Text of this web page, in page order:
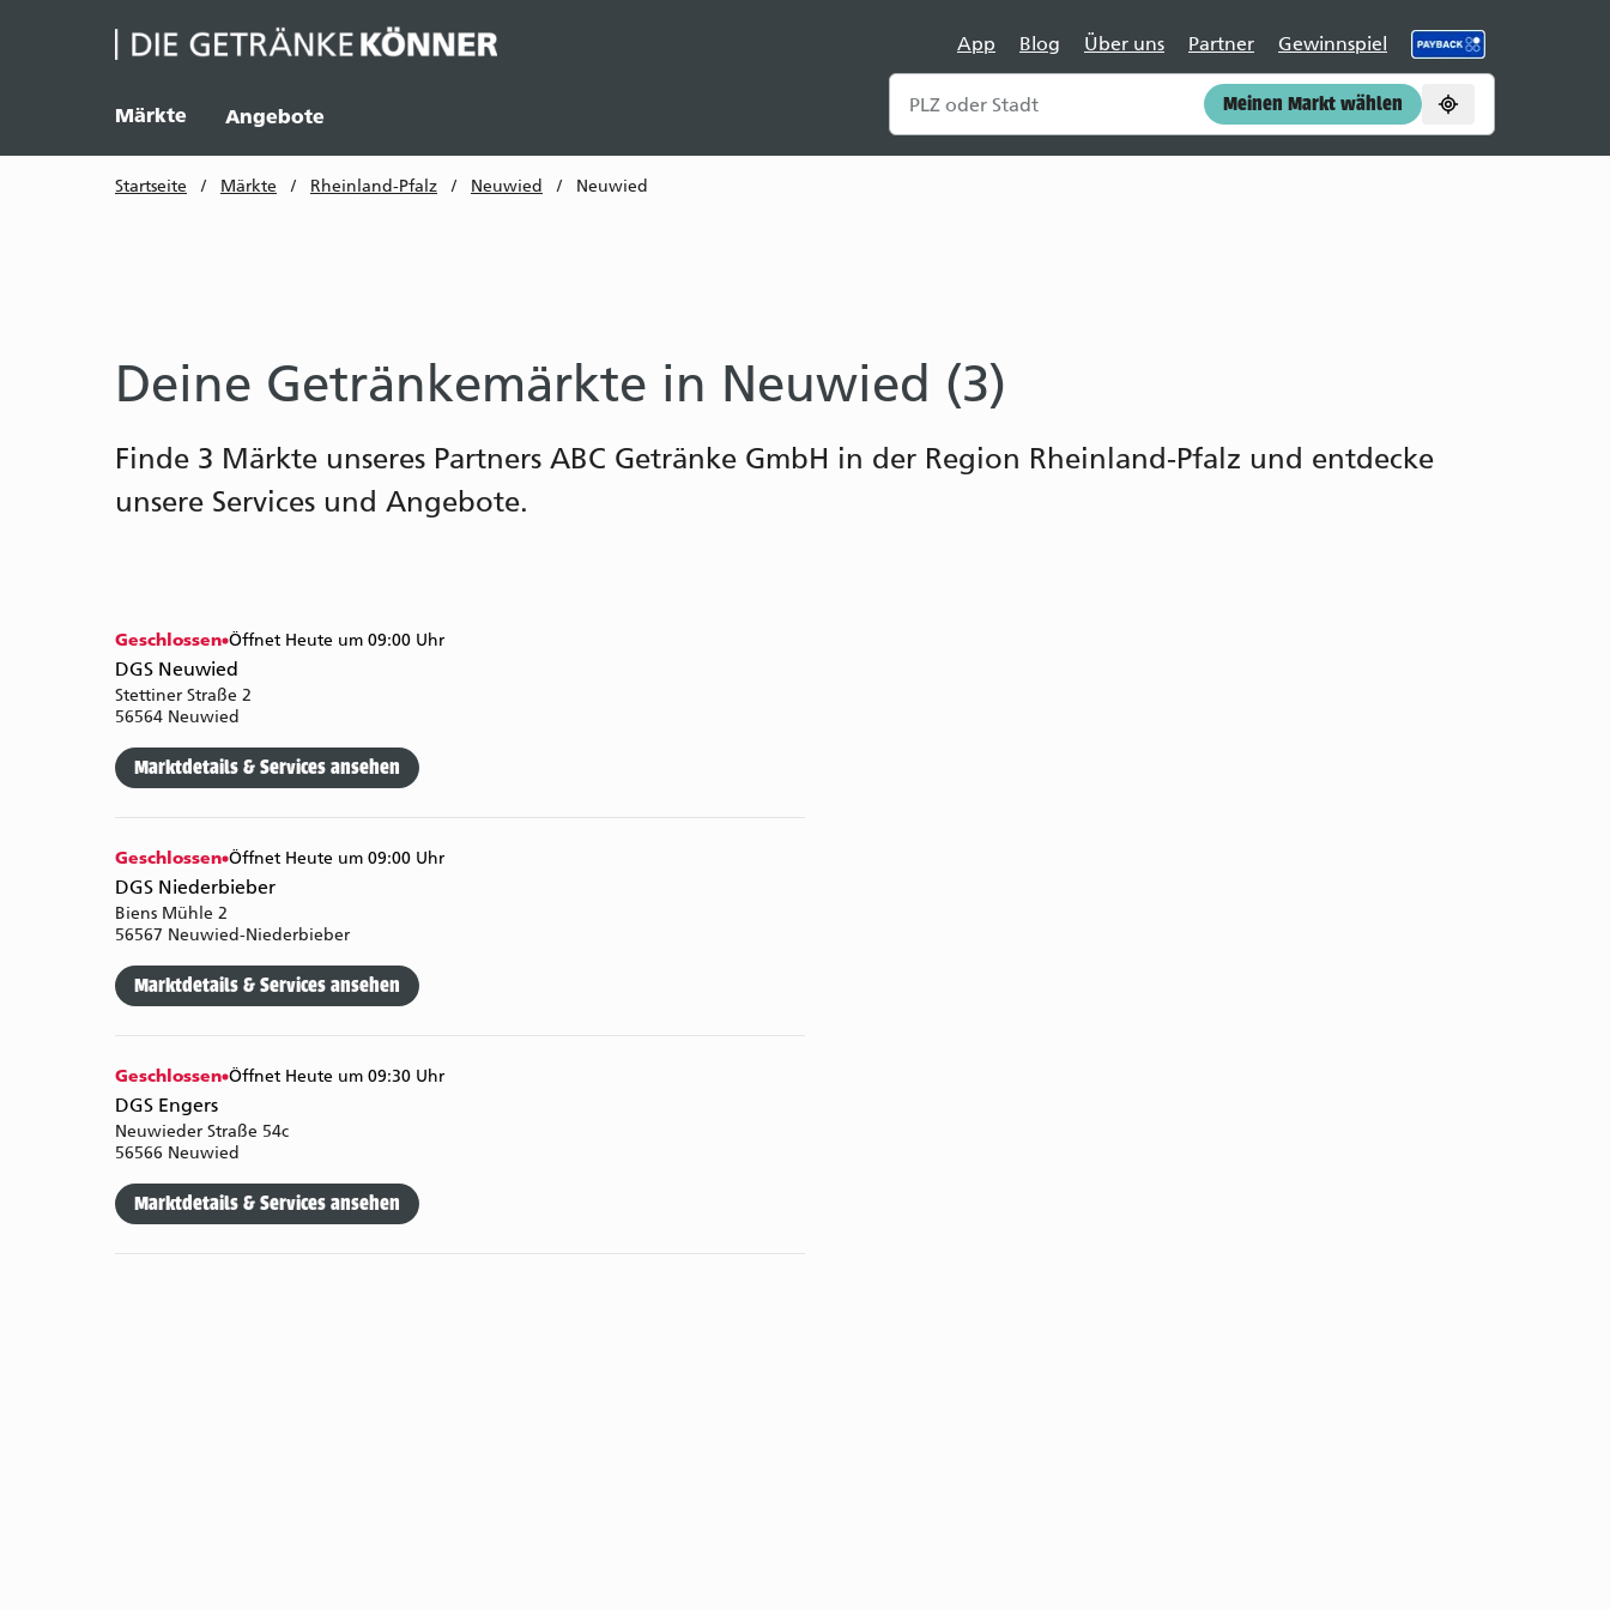
Märkte Angebote
App Blog Über uns Partner Gewinnspiel
Meinen Markt wählen
Startseite / Märkte / Rheinland-Pfalz / Neuwied / Neuwied
Deine Getränkemärkte in Neuwied (3)
Finde 3 Märkte unseres Partners ABC Getränke GmbH in der Region Rheinland-Pfalz und entdecke
unsere Services und Angebote.
Geschlossen Öffnet Heute um 09:00 Uhr
DGS Neuwied
Stettiner Straße 2
56564 Neuwied
Marktdetails & Services ansehen
Geschlossen Öffnet Heute um 09:00 Uhr
DGS Niederbieber
Biens Mühle 2
56567 Neuwied-Niederbieber
Marktdetails & Services ansehen
Geschlossen Öffnet Heute um 09:30 Uhr
DGS Engers
Neuwieder Straße 54c
56566 Neuwied
Marktdetails & Services ansehen